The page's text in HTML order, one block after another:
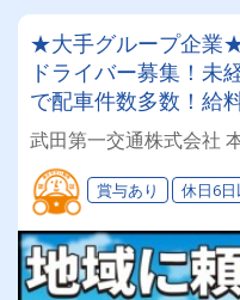
★大手グループ企業
ドライバー募集！未
で配車件数多数！給
して乗務スタート♪そ
お給料実績多数有！
武田第一交通株式会社
賞与あり 休日6